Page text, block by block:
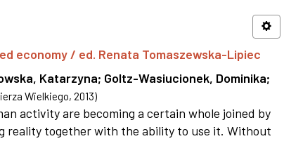
economy / ed. Renata Tomaszewska-Lipiec
Katarzyna; Goltz-Wasiucionek, Dominika;
Wielkiego, 2013)
activity are becoming a certain whole joined by
reality together with the ability to use it. Without